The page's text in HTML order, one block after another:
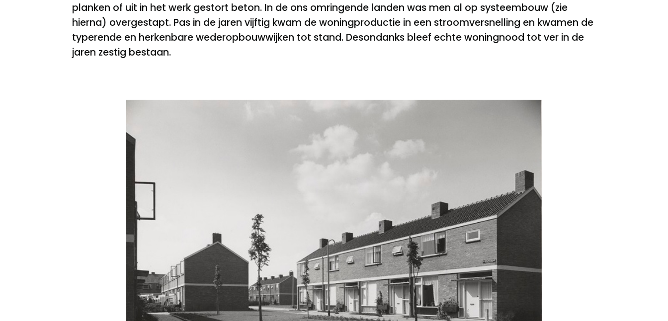
planken of uit in het werk gestort beton. In de ons omringende landen was men al op systeembouw (zie
hierna) overgestapt. Pas in de jaren vijftig kwam de woningproductie in een stroomversnelling en kwamen de
typerende en herkenbare wederopbouwwijken tot stand. Desondanks bleef echte woningnood tot ver in de
jaren zestig bestaan.